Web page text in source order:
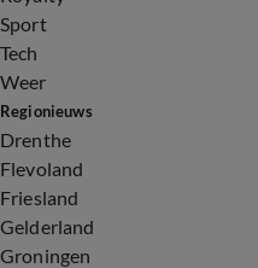
Sport
Tech
Weer
Regionieuws
Drenthe
Flevoland
Friesland
Gelderland
Groningen